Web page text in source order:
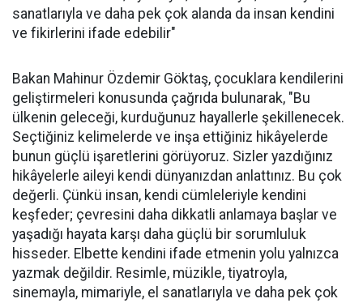
sanatlarıyla ve daha pek çok alanda da insan kendini
ve fikirlerini ifade edebilir"
Bakan Mahinur Özdemir Göktaş, çocuklara kendilerini
geliştirmeleri konusunda çağrıda bulunarak, "Bu
ülkenin geleceği, kurduğunuz hayallerle şekillenecek.
Seçtiğiniz kelimelerde ve inşa ettiğiniz hikâyelerde
bunun güçlü işaretlerini görüyoruz. Sizler yazdığınız
hikâyelerle aileyi kendi dünyanızdan anlattınız. Bu çok
değerli. Çünkü insan, kendi cümleleriyle kendini
keşfeder; çevresini daha dikkatli anlamaya başlar ve
yaşadığı hayata karşı daha güçlü bir sorumluluk
hisseder. Elbette kendini ifade etmenin yolu yalnızca
yazmak değildir. Resimle, müzikle, tiyatroyla,
sinemayla, mimariyle, el sanatlarıyla ve daha pek çok